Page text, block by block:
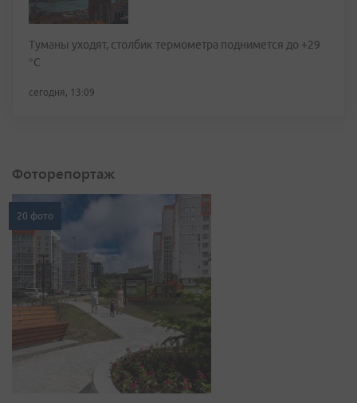
Туманы уходят, столбик термометра поднимется до +29
°С
сегодня, 13:09
Фоторепортаж
20 фото